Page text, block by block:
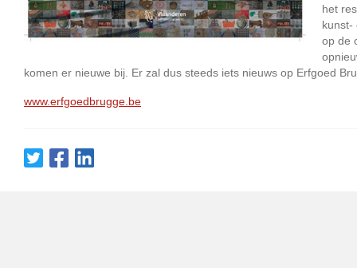
het
kunst-
op de
komen er nieuwe bij. Er zal dus steeds iets nieuws op Erfgoed
www.erfgoedbrugge.be